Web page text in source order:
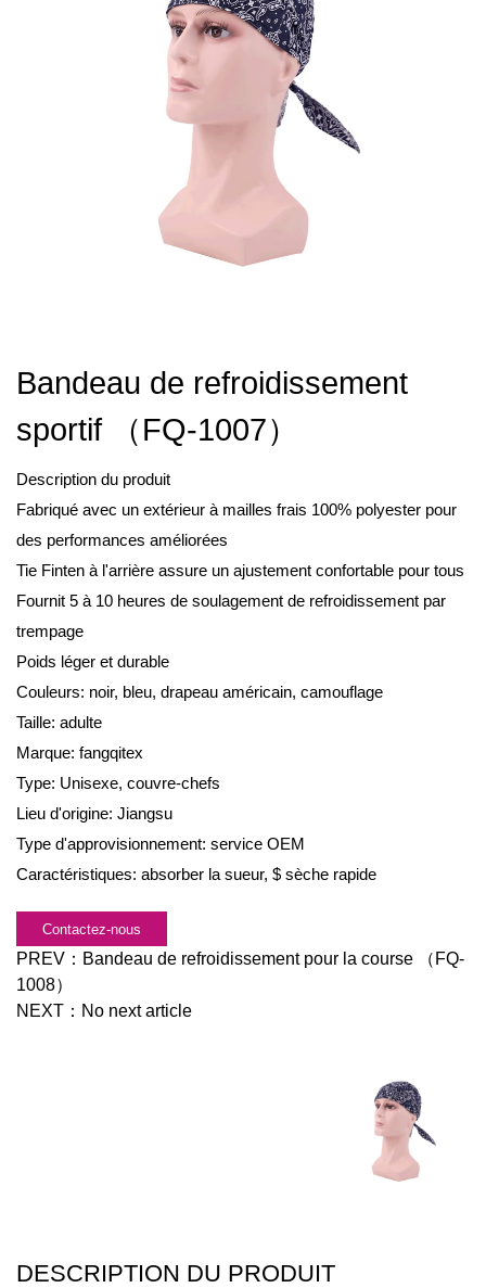
Bandeau de refroidissement
sportif （FQ-1007）
Description du produit
Fabriqué avec un extérieur à mailles frais 100% polyester pour
des performances améliorées
Tie Finten à l'arrière assure un ajustement confortable pour tous
Fournit 5 à 10 heures de soulagement de refroidissement par
trempage
Poids léger et durable
Couleurs: noir, bleu, drapeau américain, camouflage
Taille: adulte
Marque: fangqitex
Type: Unisexe, couvre-chefs
Lieu d'origine: Jiangsu
Type d'approvisionnement: service OEM
Caractéristiques: absorber la sueur, $ sèche rapide
Contactez-nous
PREV： Bandeau de refroidissement pour la course （FQ-
1008）
NEXT： No next article
DESCRIPTION DU PRODUIT